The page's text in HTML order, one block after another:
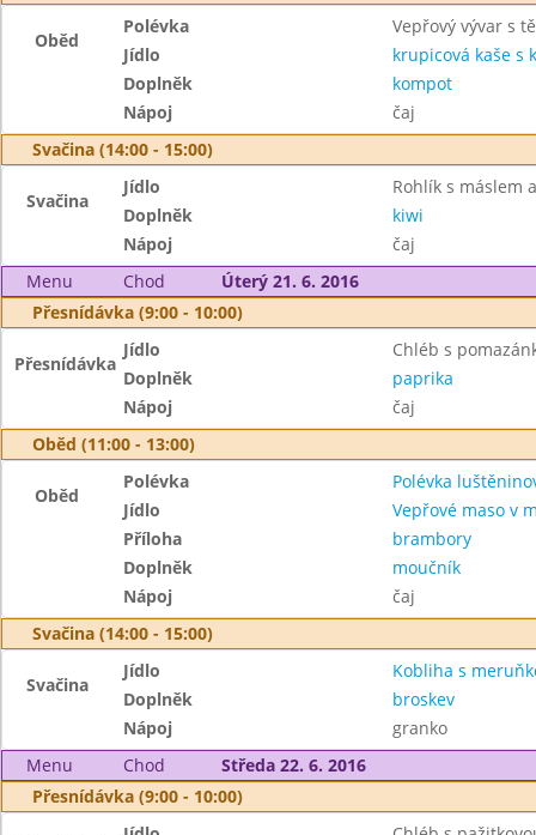
Oběd
Polévka
Vepřový vývar s
Jídlo
krupicová kaše s
Doplněk
kompot
Nápoj
čaj
Svačina (14:00 - 15:00)
Svačina
Jídlo
Rohlík s máslem
Doplněk
kiwi
Nápoj
čaj
Menu
Chod
Úterý 21. 6. 2016
Přesnídávka (9:00 - 10:00)
Přesnídávka
Jídlo
Chléb s
Doplněk
paprika
Nápoj
čaj
Oběd (11:00 - 13:00)
Oběd
Polévka
Polévka
Jídlo
Vepřové maso v
Příloha
brambory
Doplněk
moučník
Nápoj
čaj
Svačina (14:00 - 15:00)
Svačina
Jídlo
Kobliha s
Doplněk
broskev
Nápoj
granko
Menu
Chod
Středa 22. 6. 2016
Přesnídávka (9:00 - 10:00)